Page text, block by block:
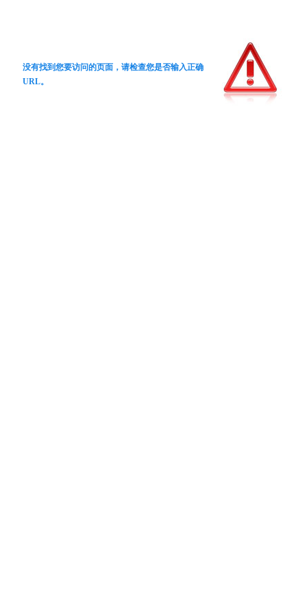
没有找到您要访问的页面，请检查您是否输入正确
URL。